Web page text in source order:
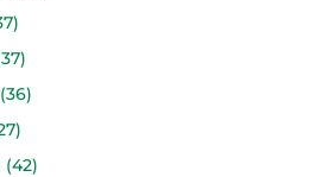
(36)
(42)